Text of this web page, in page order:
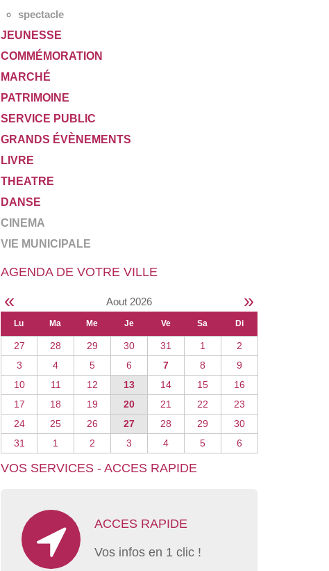
spectacle
JEUNESSE
COMMÉMORATION
MARCHÉ
PATRIMOINE
SERVICE PUBLIC
GRANDS ÉVÈNEMENTS
LIVRE
THEATRE
DANSE
CINEMA
VIE MUNICIPALE
AGENDA DE VOTRE VILLE
« Aout 2026 »
Lu Ma Me Je Ve Sa Di
27 28 29 30 31 1
2
3
4 5 6 7 8
9
10
11 12 13 14 15
16
17
18 19 20 21 22
23
24
25 26 27 28 29
30
31
1 2 3 4 5 6
VOS SERVICES - ACCES RAPIDE
ACCES RAPIDE
Vos infos en 1 clic !